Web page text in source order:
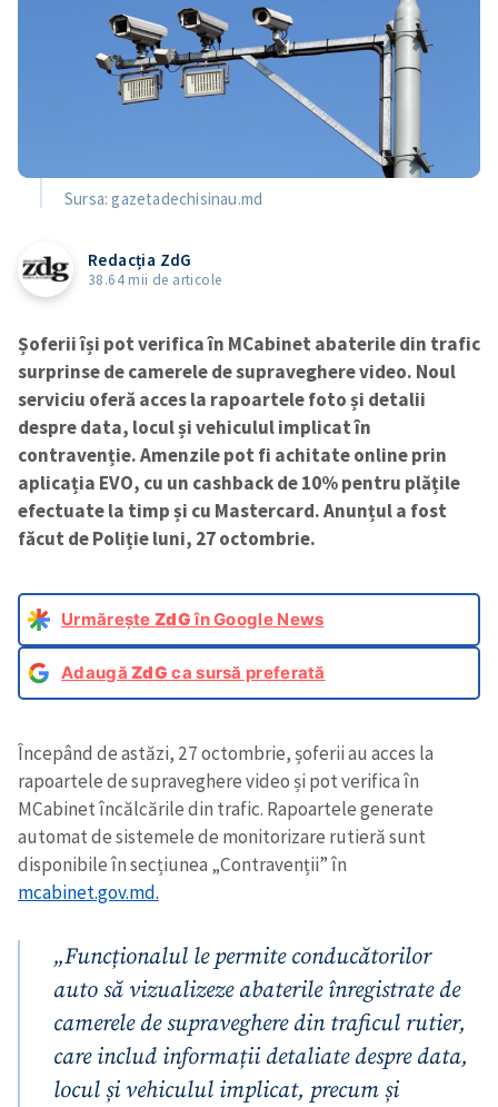
Sursa: gazetadechisinau.md
Redacția ZdG
38.64 mii de articole
Șoferii își pot verifica în MCabinet abaterile din trafic
surprinse de camerele de supraveghere video. Noul
serviciu oferă acces la rapoartele foto și detalii
despre data, locul și vehiculul implicat în
contravenție. Amenzile pot fi achitate online prin
aplicația EVO, cu un cashback de 10% pentru plățile
efectuate la timp și cu Mastercard. Anunțul a fost
făcut de Poliție luni, 27 octombrie.
Urmărește ZdGîn Google News
AdaugăZdG ca sursă preferată
Începând de astăzi, 27 octombrie, șoferii au acces la
rapoartele de supraveghere video și pot verifica în
MCabinet încălcările din trafic. Rapoartele generate
automat de sistemele de monitorizare rutieră sunt
disponibile în secțiunea „Contravenții” în
mcabinet.gov.md.
„Funcționalul le permite conducătorilor
auto să vizualizeze abaterile înregistrate de
camerele de supraveghere din traficul rutier,
care includ informații detaliate despre data,
locul și vehiculul implicat, precum și